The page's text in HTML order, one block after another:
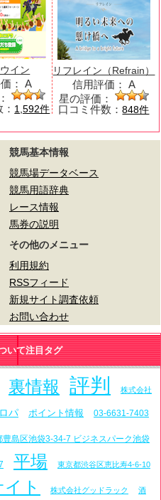
イン
： A
1,592件
リフレイン（Refrain）
信用評価： A
星の評価：
口コミ件数：848件
競馬基本情報
競馬場データベース
競馬用語辞典
レース情報
馬券の説明
その他のメニュー
利用規約
RSSフィード
新規サイト調査依頼
お問い合わせ
いて注目タグ
裏情報 評判 株式会社
パ ポイント情報 03-6631-7403
豊島区池袋3-34-7 ビジネスパーク池袋
平場 東京都渋谷区恵比寿4-6-10
ト 株式会社グッドラック 酒